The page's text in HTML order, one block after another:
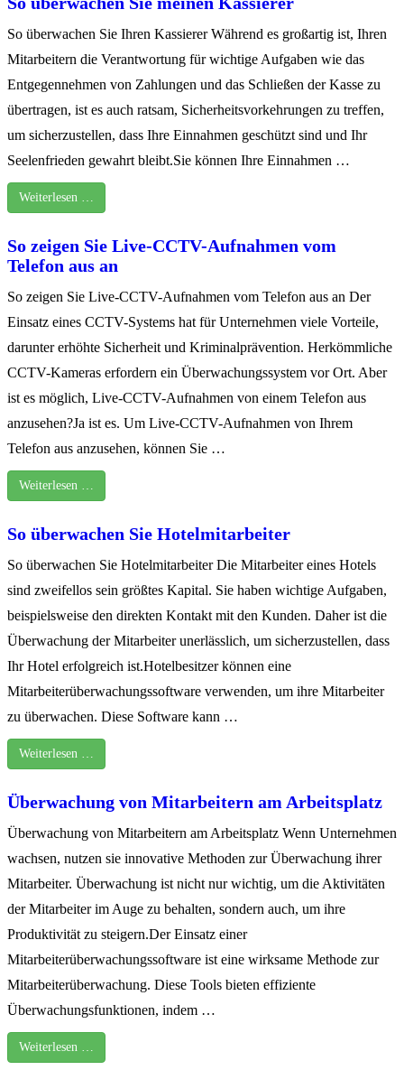
So überwachen Sie Ihren Kassierer Während es großartig ist, Ihren
Mitarbeitern die Verantwortung für wichtige Aufgaben wie das
Entgegennehmen von Zahlungen und das Schließen der Kasse zu
übertragen, ist es auch ratsam, Sicherheitsvorkehrungen zu treffen,
um sicherzustellen, dass Ihre Einnahmen geschützt sind und Ihr
Seelenfrieden gewahrt bleibt.Sie können Ihre Einnahmen …
Weiterlesen …
So zeigen Sie Live-CCTV-Aufnahmen vom
Telefon aus an
So zeigen Sie Live-CCTV-Aufnahmen vom Telefon aus an Der
Einsatz eines CCTV-Systems hat für Unternehmen viele Vorteile,
darunter erhöhte Sicherheit und Kriminalprävention. Herkömmliche
CCTV-Kameras erfordern ein Überwachungssystem vor Ort. Aber
ist es möglich, Live-CCTV-Aufnahmen von einem Telefon aus
anzusehen?Ja ist es. Um Live-CCTV-Aufnahmen von Ihrem
Telefon aus anzusehen, können Sie …
Weiterlesen …
So überwachen Sie Hotelmitarbeiter
So überwachen Sie Hotelmitarbeiter Die Mitarbeiter eines Hotels
sind zweifellos sein größtes Kapital. Sie haben wichtige Aufgaben,
beispielsweise den direkten Kontakt mit den Kunden. Daher ist die
Überwachung der Mitarbeiter unerlässlich, um sicherzustellen, dass
Ihr Hotel erfolgreich ist.Hotelbesitzer können eine
Mitarbeiterüberwachungssoftware verwenden, um ihre Mitarbeiter
zu überwachen. Diese Software kann …
Weiterlesen …
Überwachung von Mitarbeitern am Arbeitsplatz
Überwachung von Mitarbeitern am Arbeitsplatz Wenn Unternehmen
wachsen, nutzen sie innovative Methoden zur Überwachung ihrer
Mitarbeiter. Überwachung ist nicht nur wichtig, um die Aktivitäten
der Mitarbeiter im Auge zu behalten, sondern auch, um ihre
Produktivität zu steigern.Der Einsatz einer
Mitarbeiterüberwachungssoftware ist eine wirksame Methode zur
Mitarbeiterüberwachung. Diese Tools bieten effiziente
Überwachungsfunktionen, indem …
Weiterlesen …